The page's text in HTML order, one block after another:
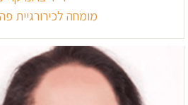
מומחה לכירורגיית